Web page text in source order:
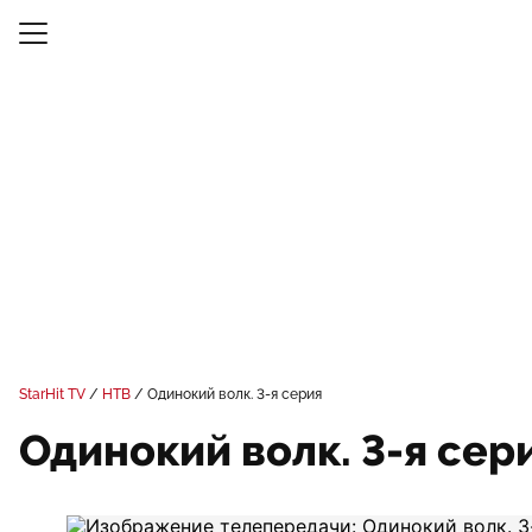
StarHit TV НТВ Одинокий волк. 3-я серия
Одинокий волк. 3-я